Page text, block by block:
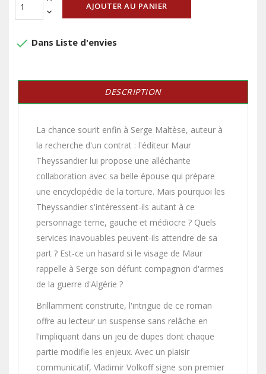
AJOUTER AU PANIER
done Dans Liste d'envies
DESCRIPTION
La chance sourit enfin à Serge Maltèse, auteur à
la recherche d'un contrat : l'éditeur Maur
Theyssandier lui propose une alléchante
collaboration avec sa belle épouse qui prépare
une encyclopédie de la torture. Mais pourquoi les
Theyssandier s'intéressent-ils autant à ce
personnage terne, gauche et médiocre ? Quels
services inavouables peuvent-ils attendre de sa
part ? Est-ce un hasard si le visage de Maur
rappelle à Serge son défunt compagnon d'armes
de la guerre d'Algérie ?
Brillamment construite, l'intrigue de ce roman
offre au lecteur un suspense sans relâche en
l'impliquant dans un jeu de dupes dont chaque
partie modifie les enjeux. Avec un plaisir
communicatif, Vladimir Volkoff signe son premier